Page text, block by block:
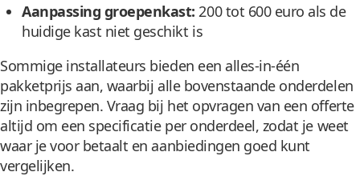
Aanpassing groepenkast: 200 tot 600 euro als de
huidige kast niet geschikt is
Sommige installateurs bieden een alles-in-één
pakketprijs aan, waarbij alle bovenstaande onderdelen
zijn inbegrepen. Vraag bij het opvragen van een offerte
altijd om een specificatie per onderdeel, zodat je weet
waar je voor betaalt en aanbiedingen goed kunt
vergelijken.